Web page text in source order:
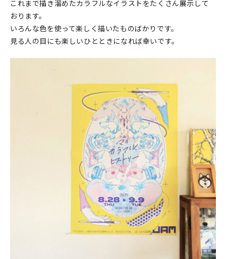
よくある質問
お問い合わせ
これまで描き溜めたカラフルなイラストをたくさん展示して
おります。
いろんな色を使って楽しく描いたものばかりです。
見る人の目にも楽しいひとときになれば幸いです。